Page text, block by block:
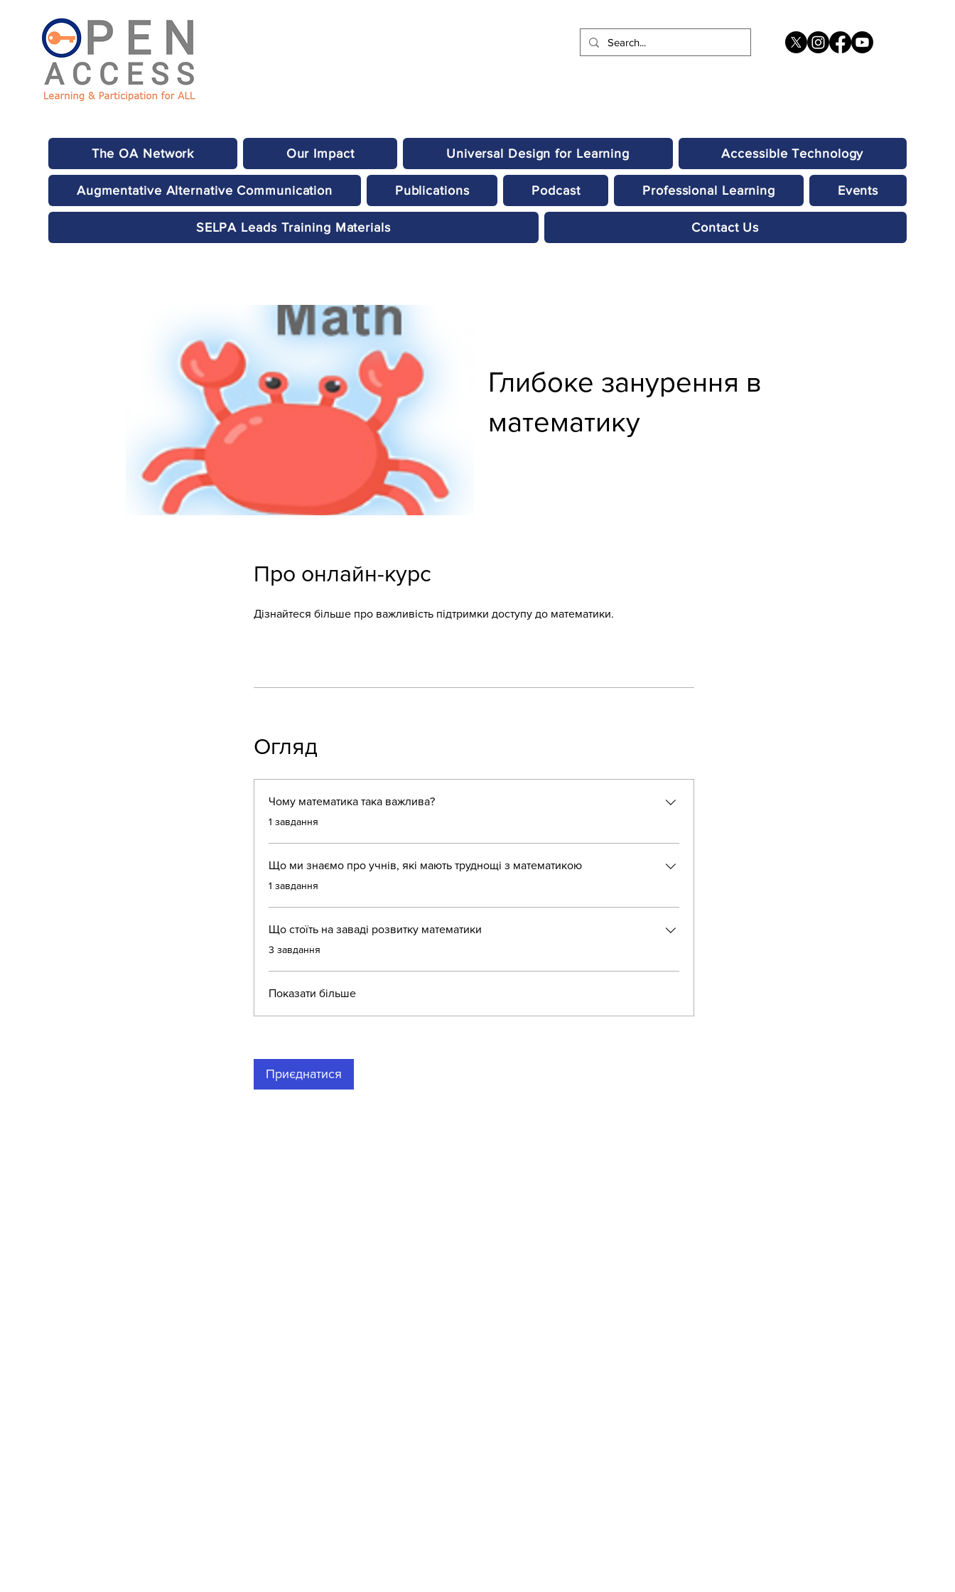
The OA Network Our Impact Universal Design for Learning Accessible Technology
Augmentative Alternative Communication Publications Podcast Professional Learning Events
SELPA Leads Training Materials Contact Us
Глибоке занурення в
математику
Про онлайн-курс
Дізнайтеся більше про важливість підтримки доступу до математики.
Огляд
Чому математика така важлива?
.1 завдання
Що ми знаємо про учнів, які мають труднощі з математикою
.1 завдання
Що стоїть на заваді розвитку математики
.3 завдання
Показати більше
Приєднатися